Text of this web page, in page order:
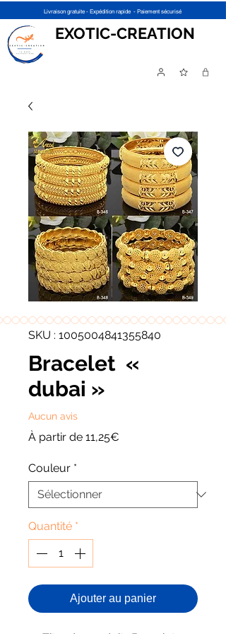
Livraison gratuite - Expédition rapide - Paiement sécurisé
EXOTIC-CREATION
SKU : 1005004841355840
Bracelet «
dubai »
Aucun avis
À partir de 11,25€
Couleur *
Quantité *
Ajouter au panier